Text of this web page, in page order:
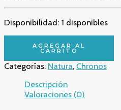
Disponibilidad: 1 disponibles
Rellenador
Chronos
30 ml
Hidratación
Avanzada
AGREGAR AL
CARRITO
Categorías: Natura, Chronos
Descripción
Valoraciones (0)